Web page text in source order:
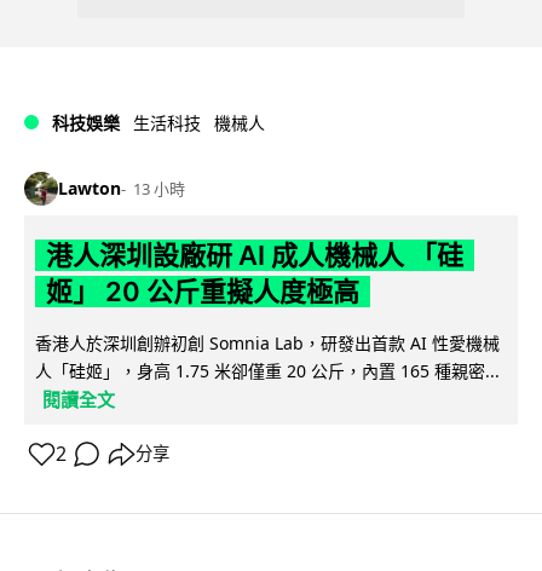
科技娛樂 生活科技 機械人
Lawton 13 小時
港人深圳設廠研 AI 成人機械人 「硅
姬」 20 公斤重擬人度極高
香港人於深圳創辦初創 Somnia Lab，研發出首款 AI 性愛機械
人「硅姬」，身高 1.75 米卻僅重 20 公斤，內置 165 種親密...
閱讀全文
2 分享